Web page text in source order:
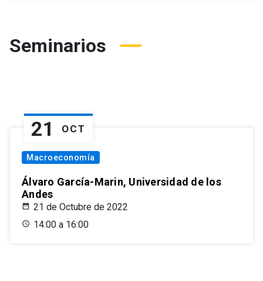
Seminarios
21 OCT
Macroeconomía
Álvaro García-Marin, Universidad de los
Andes
21 de Octubre de 2022
14:00 a 16:00